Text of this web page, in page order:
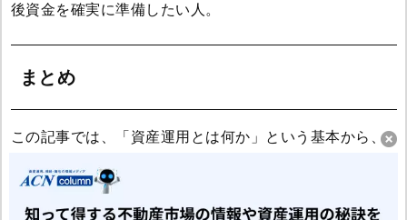
後資金を確実に準備したい人。
まとめ
この記事では、「資産運用とは何か」という基本から、
やインフレ、人生100年時代という現代において、将来の
不安に備え、より豊かな生活を送るために、自分のお金